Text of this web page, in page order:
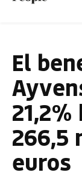
El
266,5
euros